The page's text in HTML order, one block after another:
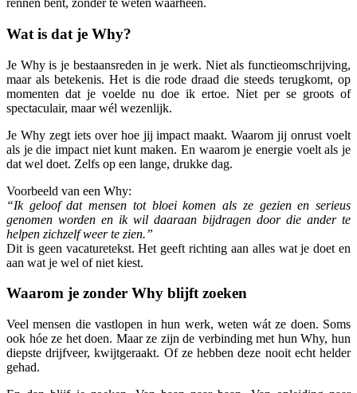
rennen bent, zonder te weten waarheen.
Wat is dat je Why?
Je Why is je bestaansreden in je werk. Niet als functieomschrijving,
maar als betekenis. Het is die rode draad die steeds terugkomt, op
momenten dat je voelde nu doe ik ertoe. Niet per se groots of
spectaculair, maar wél wezenlijk.
Je Why zegt iets over hoe jij impact maakt. Waarom jij onrust voelt
als je die impact niet kunt maken. En waarom je energie voelt als je
dat wel doet. Zelfs op een lange, drukke dag.
Voorbeeld van een Why:
“Ik geloof dat mensen tot bloei komen als ze gezien en serieus
genomen worden en ik wil daaraan bijdragen door die ander te
helpen zichzelf weer te zien.”
Dit is geen vacaturetekst. Het geeft richting aan alles wat je doet en
aan wat je wel of niet kiest.
Waarom je zonder Why blijft zoeken
Veel mensen die vastlopen in hun werk, weten wát ze doen. Soms
ook hóe ze het doen. Maar ze zijn de verbinding met hun Why, hun
diepste drijfveer, kwijtgeraakt. Of ze hebben deze nooit echt helder
gehad.